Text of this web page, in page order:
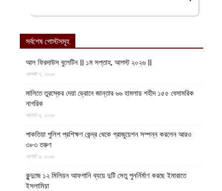
সর্বশেষ পোস্টসমূহ
আল ফিরদাউস বুলেটিন || ১ম সপ্তাহ, আগস্ট ২০২৬ ||
আগস্ট ৭, ২০২৬
মালিতে তুরস্কের দেয়া ড্রোনে জান্তার ৬৬ হামলায় শহীদ ১৫৫ বেসামরিক
নাগরিক
আগস্ট ৬, ২০২৬
পাকতিয়া পুলিশ প্রশিক্ষণ কেন্দ্র থেকে গ্রাজুয়েশন সম্পন্ন করলেন আরও
৩৮৩ তরুণ
আগস্ট ৬, ২০২৬
কুন্দুজে ১২ মিলিয়ন আফগানি ব্যয়ে দুটি সেতু পুনর্নির্মাণ করছে ইমারাতে
ইসলামিয়া